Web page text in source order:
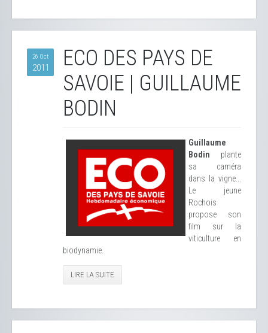
26 Oct
2011
ECO DES PAYS DE
SAVOIE | GUILLAUME
BODIN
Guillaume
Bodin plante
sa caméra
dans la vigne...
Le jeune
Rochois
propose son
film sur la
viticulture en
biodynamie.
LIRE LA SUITE